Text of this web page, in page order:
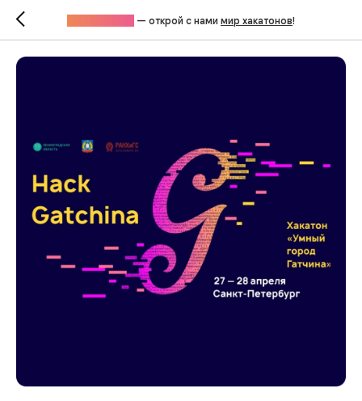
— открой с нами мир хакатонов!